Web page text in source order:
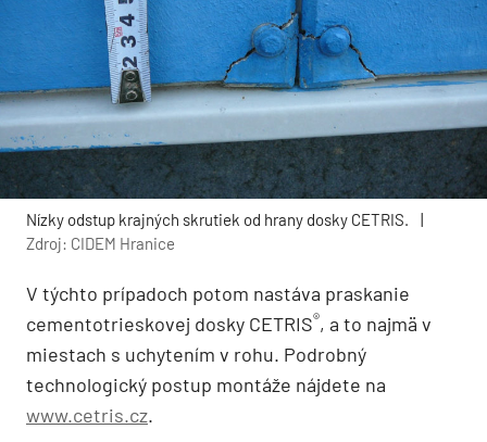
Nízky odstup krajných skrutiek od hrany dosky CETRIS.
|
Zdroj: CIDEM Hranice
V týchto prípadoch potom nastáva praskanie
cementotrieskovej dosky CETRIS®, a to najmä v
miestach s uchytením v rohu. Podrobný
technologický postup montáže nájdete na
www.cetris.cz.